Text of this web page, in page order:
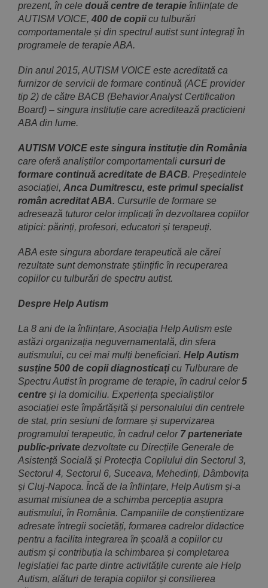
prezent, în cele două centre de terapie înființate de
AUTISM VOICE, 400 de copiicu tulburări
comportamentale și din spectrul autist sunt integrați în
programele de terapie ABA.
Din anul 2015, AUTISM VOICE este acreditată ca
furnizor de servicii de formare continuă (ACE provider
tip 2) de către BACB (Behavior Analyst Certification
Board) – singura instituție care acreditează practicieni
ABA din lume.
AUTISM VOICE este singura institu­ție din România
care oferă analiștilor comportamentali cursuri de
formare continuă acreditate de BACB. Președintele
asocia­ției, Anca Dumitrescu, este primul specialist
român acreditat ABA. Cursurile de formare se
adresează tuturor celor implicați în dezvoltarea copiilor
atipici: părinți, profesori, educatori și terapeuți.
ABA este singura abordare terapeutică ale cărei
rezultate sunt demonstrate științific în recuperarea
copiilor cu tulburări de spectru autist.
Despre Help Autism
La 8 ani de la înființare, Asociația Help Autism este
astăzi organizația neguvernamentală, din sfera
autismului, cu cei mai mulți beneficiari. Help Autism
susține 500 de copii diagnosticațicu Tulburare de
Spectru Autist în programe de terapie, în cadrul celor5
centre și la domiciliu. Experiența specialiștilor
asociației este împărtășită și personalului din centrele
de stat, prin sesiuni de formare și supervizarea
programului terapeutic, în cadrul celor 7 parteneriate
public-private dezvoltate cu Direcțiile Generale de
Asistență Socială și Protecția Copilului din Sectorul 3,
Sectorul 4, Sectorul 6, Suceava, Mehedinți, Dâmbovița
și Cluj-Napoca. Încă de la înființare, Help Autism și-a
asumat misiunea de a schimba percepția asupra
autismului, în România. Campaniile de conștientizare
adresate întregii societăți, formarea cadrelor didactice
pentru a facilita integrarea în școală a copiilor cu
autism și contribuția la schimbarea și completarea
legislației fac parte dintre activitățile curente ale Help
Autism, alături de terapia copiilor și consilierea